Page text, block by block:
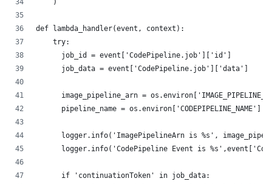
    )
def lambda_handler(event, context):
    try:
      job_id = event['CodePipeline.job']['id']
      job_data = event['CodePipeline.job']['data']
image_pipeline_arn =
      pipeline_name = os.environ['CODEPIPELINE_NAME']
logger.info('ImagePipelineArn is %s',
logger.info('CodePipeline Event is
      if 'continuationToken' in job_data: